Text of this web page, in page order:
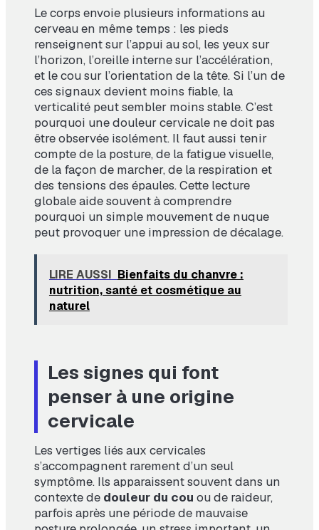
Le corps envoie plusieurs informations au
cerveau en même temps : les pieds
renseignent sur l’appui au sol, les yeux sur
l’horizon, l’oreille interne sur l’accélération,
et le cou sur l’orientation de la tête. Si l’un de
ces signaux devient moins fiable, la
verticalité peut sembler moins stable. C’est
pourquoi une douleur cervicale ne doit pas
être observée isolément. Il faut aussi tenir
compte de la posture, de la fatigue visuelle,
de la façon de marcher, de la respiration et
des tensions des épaules. Cette lecture
globale aide souvent à comprendre
pourquoi un simple mouvement de nuque
peut provoquer une impression de décalage.
LIRE AUSSI Bienfaits du chanvre :
nutrition, santé et cosmétique au
naturel
Les signes qui font
penser à une origine
cervicale
Les vertiges liés aux cervicales
s’accompagnent rarement d’un seul
symptôme. Ils apparaissent souvent dans un
contexte de douleur du cou ou de raideur,
parfois après une période de mauvaise